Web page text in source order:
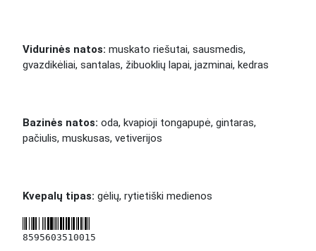
Vidurinės natos: muskato riešutai, sausmedis,
gvazdikėliai, santalas, žibuoklių lapai, jazminai, kedras
Bazinės natos: oda, kvapioji tongapupė, gintaras,
pačiulis, muskusas, vetiverijos
Kvepalų tipas: gėlių, rytietiški medienos
8595603510015